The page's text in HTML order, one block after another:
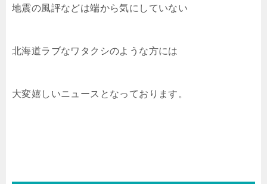
地震の風評などは端から気にしていない
北海道ラブなワタクシのような方には
大変嬉しいニュースとなっております。